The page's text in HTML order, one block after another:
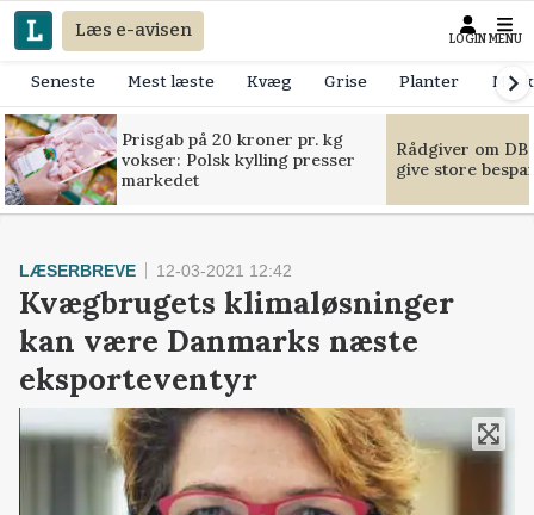
Læs e-avisen LOGIN MENU
Seneste Mest læste Kvæg Grise Planter
Prisgab på 20 kroner pr. kg
vokser: Polsk kylling presser
markedet
Rådgiver om
give store
LÆSERBREVE 12-03-2021 12:42
Kvægbrugets klimaløsninger
kan være Danmarks næste
eksporteventyr